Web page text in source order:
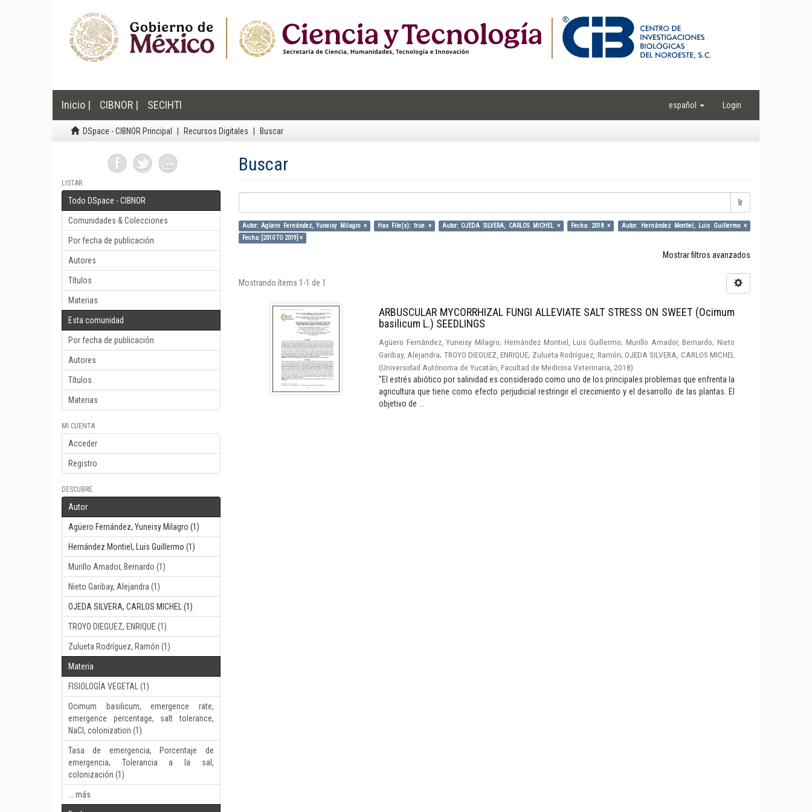
Inicio | CIBNOR | SECIHTI español Login
DSpace - CIBNOR Principal Recursos Digitales Buscar
LISTAR
Todo DSpace - CIBNOR
Comunidades & Colecciones
Por fecha de publicación
Autores
Títulos
Materias
Esta comunidad
Por fecha de publicación
Autores
Títulos
Materias
MI CUENTA
Acceder
Registro
DESCUBRE
Autor
Agüero Fernández, Yuneisy Milagro (1)
Hernández Montiel, Luis Guillermo (1)
Murillo Amador, Bernardo (1)
Nieto Garibay, Alejandra (1)
OJEDA SILVERA, CARLOS MICHEL (1)
TROYO DIEGUEZ, ENRIQUE (1)
Zulueta Rodríguez, Ramón (1)
Materia
FISIOLOGÍA VEGETAL (1)
Ocimum basilicum, emergence rate,
emergence percentage, salt tolerance,
NaCl, colonization (1)
Tasa de emergencia, Porcentaje de
emergencia, Tolerancia a la sal,
colonización (1)
... más
Buscar
Ir
Autor: Agüero Fernández, Yuneisy Milagro × Has File(s): true × Autor: OJEDA SILVERA, CARLOS MICHEL × Fecha: 2018 ×
Autor: Hernández Montiel, Luis Guillermo ×
Fecha: [2010 TO 2019] ×
Mostrar filtros avanzados
Mostrando ítems 1-1 de 1
ARBUSCULAR MYCORRHIZAL FUNGI ALLEVIATE SALT STRESS ON SWEET (Ocimum
basilicum L.) SEEDLINGS
Agüero Fernández, Yuneisy Milagro; Hernández Montiel, Luis Guillermo; Murillo Amador, Bernardo;Nieto
Garibay, Alejandra; TROYO DIEGUEZ, ENRIQUE; Zulueta Rodríguez, Ramón; OJEDA SILVERA, CARLOS MICHEL
(Universidad Autónoma de Yucatán, Facultad de Medicina Veterinaria 2018)
"El estrés abiótico por salinidad es considerado como uno de los principales problemas que enfrenta la
agricultura que tiene como efecto perjudicial restringir el crecimiento y el desarrollo de las plantas. El
objetivo de ...